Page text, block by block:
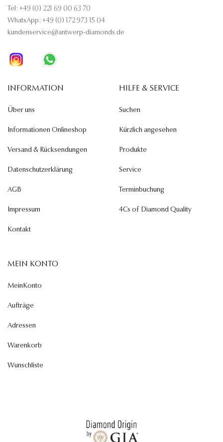
Tel: +49 (0) 221 69 00 63 70
WhatsApp: +49 (0) 172 973 15 04
kundenservice@antwerp-diamonds.de
INFORMATION
Über uns
Informationen Onlineshop
Versand & Rücksendungen
Datenschutzerklärung
AGB
Impressum
Kontakt
HILFE & SERVICE
Suchen
Kürzlich angesehen
Produkte
Service
Terminbuchung
4Cs of Diamond Quality
MEIN KONTO
MeinKonto
Aufträge
Adressen
Warenkorb
Wunschliste